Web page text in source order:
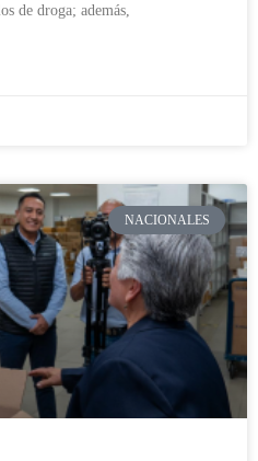
de droga; además,
NACIONALES